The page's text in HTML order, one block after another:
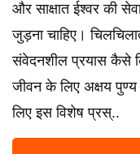
और साक्षात ईश्वर की
जुड़ना चाहिए।
संवेदनशील प्रयास कैसे
जीवन के लिए अक्षय
लिए इस विशेष प्रस्..